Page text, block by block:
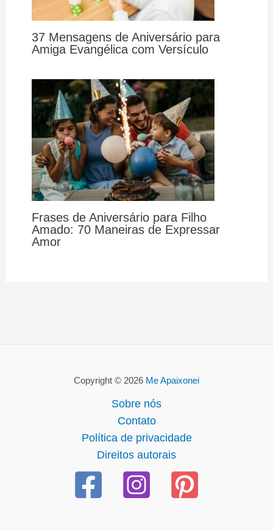
37 Mensagens de Aniversário para
Amiga Evangélica com Versículo
Frases de Aniversário para Filho
Amado: 70 Maneiras de Expressar
Amor
Copyright © 2026 Me Apaixonei
Sobre nós
Contato
Política de privacidade
Direitos autorais